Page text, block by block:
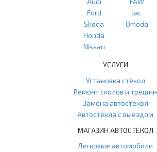
Ford
Skoda
Honda
Nissan
Jac
Omoda
УСЛУГИ
Установка стёкол
Ремонт сколов и трещин
Замена автостёкол
Автостёкла с выездом
МАГАЗИН АВТОСТЁКОЛ
Легковые автомобили